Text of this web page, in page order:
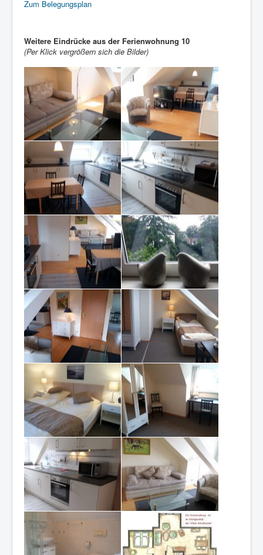
Zum Belegungsplan
Weitere Eindrücke aus der Ferienwohnung 10
(Per Klick vergrößern sich die Bilder)